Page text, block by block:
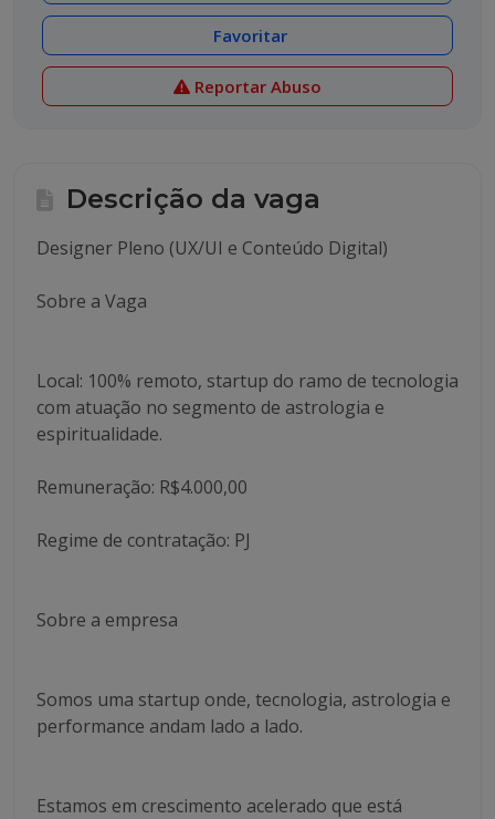
Favoritar
Reportar Abuso
Descrição da vaga
Designer Pleno (UX/UI e Conteúdo Digital)
Sobre a Vaga
Local: 100% remoto, startup do ramo de tecnologia
com atuação no segmento de astrologia e
espiritualidade.
Remuneração: R$4.000,00
Regime de contratação: PJ
Sobre a empresa
Somos uma startup onde, tecnologia, astrologia e
performance andam lado a lado.
Estamos em crescimento acelerado que está